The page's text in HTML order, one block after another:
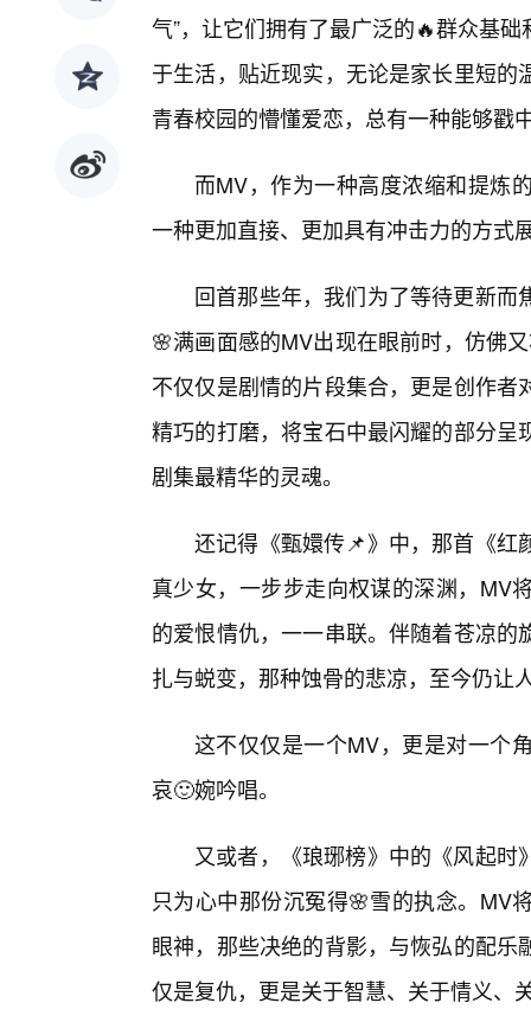
气”，让它们拥有了最广泛的🔥群众基
于生活，贴近现实，无论是家长里短
青春校园的懵懂爱恋，总有一种能够戳
而MV，作为一种高度浓缩和提炼
一种更加直接、更加具有冲击力的方式
回首那些年，我们为了等待更新
🌸满画面感的MV出现在眼前时，仿佛
不仅仅是剧情的片段集合，更是创作
精巧的打磨，将宝石中最闪耀的部分
剧集最精华的灵魂。
还记得《甄嬛传📌》中，那首《红
真少女，一步步走向权谋的深渊，MV
的爱恨情仇，一一串联。伴随着苍凉
扎与蜕变，那种蚀骨的悲凉，至今仍让
这不仅仅是一个MV，更是对一个
哀🙂婉吟唱。
又或者，《琅琊榜》中的《风起
只为心中那份沉冤得🌸雪的执念。MV
眼神，那些决绝的背影，与恢弘的配
仅是复仇，更是关于智慧、关于情义、